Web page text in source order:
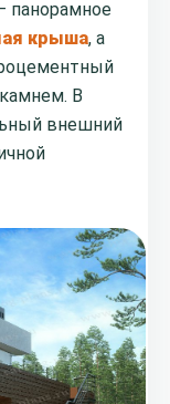
панорамное
крыша, а
В
внешний